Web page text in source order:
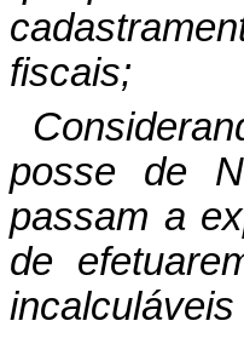
fiscais;
posse de
passam a
de